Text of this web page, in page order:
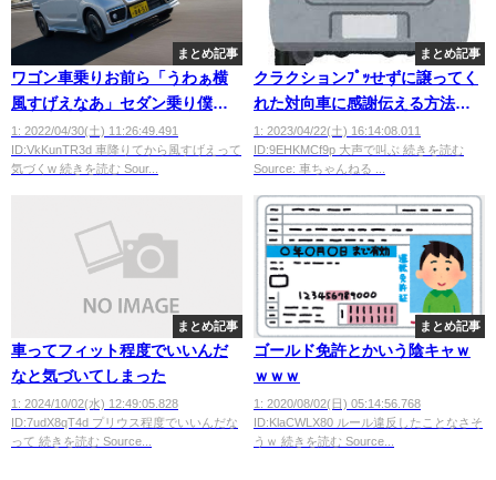
まとめ記事
ワゴン車乗りお前ら「うわぁ横
風すげえなあ」セダン乗り僕
「え？横風とか全くわからんか
ったわw」
1: 2022/04/30(土) 11:26:49.491
ID:VkKunTR3d 車降りてから風すげえって
気づくw 続きを読む Sour...
まとめ記事
クラクションﾌﾟｯせずに譲ってく
れた対向車に感謝伝える方法
wwwwww
1: 2023/04/22(土) 16:14:08.011
ID:9EHKMCf9p 大声で叫ぶ 続きを読む
Source: 車ちゃんねる ...
まとめ記事
車ってフィット程度でいいんだ
なと気づいてしまった
1: 2024/10/02(水) 12:49:05.828
ID:7udX8qT4d プリウス程度でいいんだな
って 続きを読む Source...
まとめ記事
ゴールド免許とかいう陰キャｗ
ｗｗｗ
1: 2020/08/02(日) 05:14:56.768
ID:KlaCWLX80 ルール違反したことなさそ
うｗ 続きを読む Source...